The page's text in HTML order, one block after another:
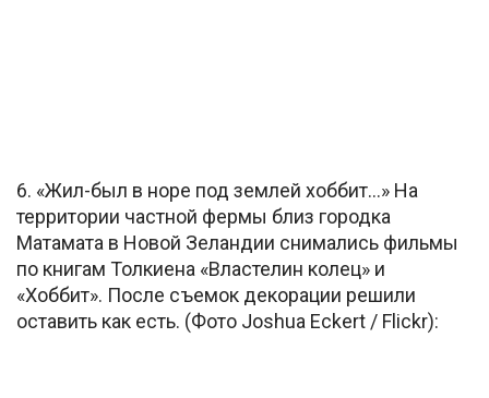
6. «Жил-был в норе под землей хоббит…» На
территории частной фермы близ городка
Матамата в Новой Зеландии снимались фильмы
по книгам Толкиена «Властелин колец» и
«Хоббит». После съемок декорации решили
оставить как есть. (Фото Joshua Eckert / Flickr):